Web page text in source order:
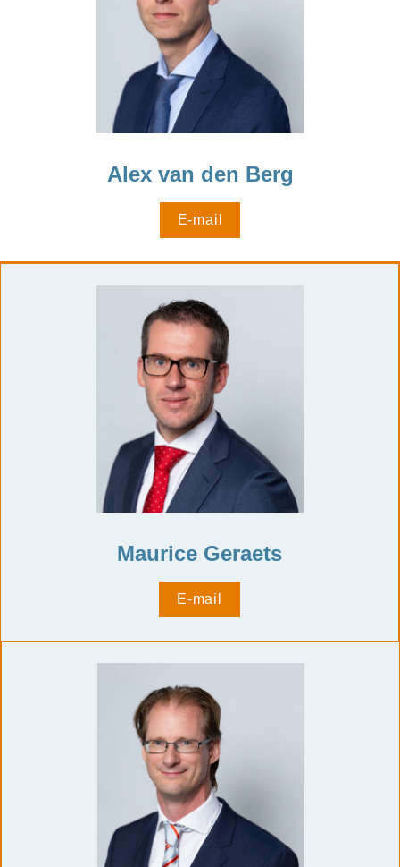
Alex van den Berg
E-mail
Maurice Geraets
E-mail